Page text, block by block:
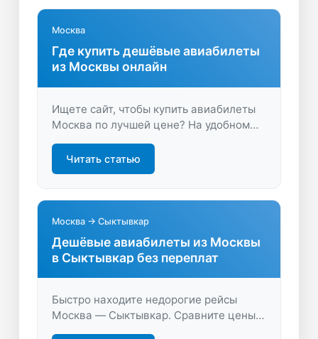
Москва
Где купить дешёвые авиабилеты
из Москвы онлайн
Ищете сайт, чтобы купить авиабилеты
Москва по лучшей цене? На удобном
предложения и выберете выгодные
билеты. Экономьте время и деньги —
Читать статью
Москва → Сыктывкар
Дешёвые авиабилеты из Москвы
в Сыктывкар без переплат
Быстро находите недорогие рейсы
Москва — Сыктывкар. Сравните цены
на авиабилеты, выберите лучшие